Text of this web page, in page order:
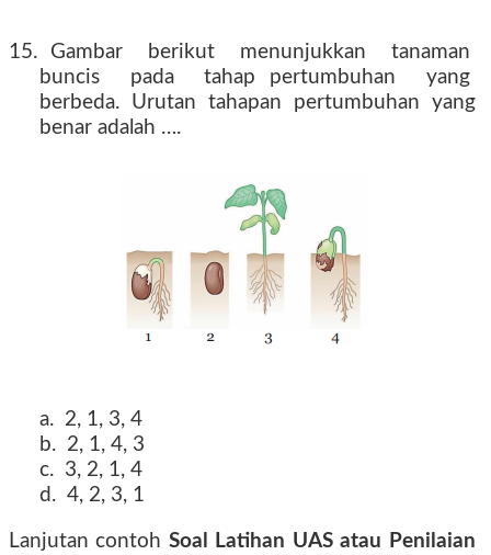
15. Gambar berikut menunjukkan tanaman
buncis pada tahap pertumbuhan yang
berbeda. Urutan tahapan pertumbuhan yang
benar adalah ….
a. 2, 1, 3, 4
b. 2, 1, 4, 3
c. 3, 2, 1, 4
d. 4, 2, 3, 1
Lanjutan contoh Soal Latihan UAS atau Penilaian